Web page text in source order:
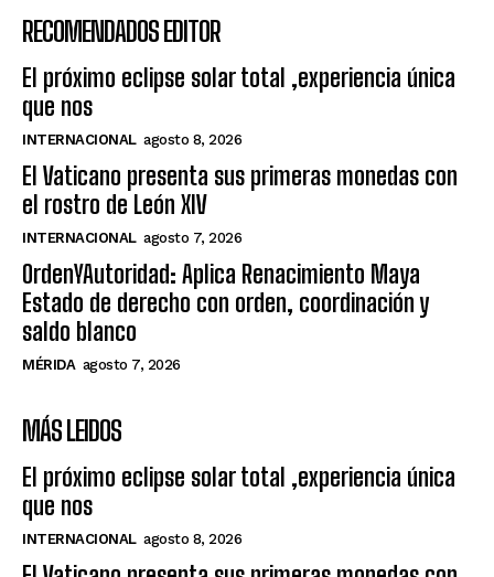
RECOMENDADOS EDITOR
El próximo eclipse solar total ,experiencia única
que nos
INTERNACIONAL agosto 8, 2026
El Vaticano presenta sus primeras monedas con
el rostro de León XIV
INTERNACIONAL agosto 7, 2026
OrdenYAutoridad: Aplica Renacimiento Maya
Estado de derecho con orden, coordinación y
saldo blanco
MÉRIDA agosto 7, 2026
MÁS LEIDOS
El próximo eclipse solar total ,experiencia única
que nos
INTERNACIONAL agosto 8, 2026